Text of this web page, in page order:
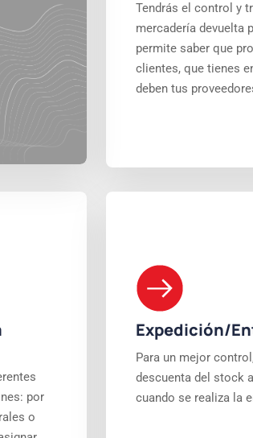
Tendrás el control y
mercadería devuelta
permite saber que
clientes, que tienes
deben tus
por
o
Expedición/
Para un mejor
descuenta del stock
cuando se realiza la